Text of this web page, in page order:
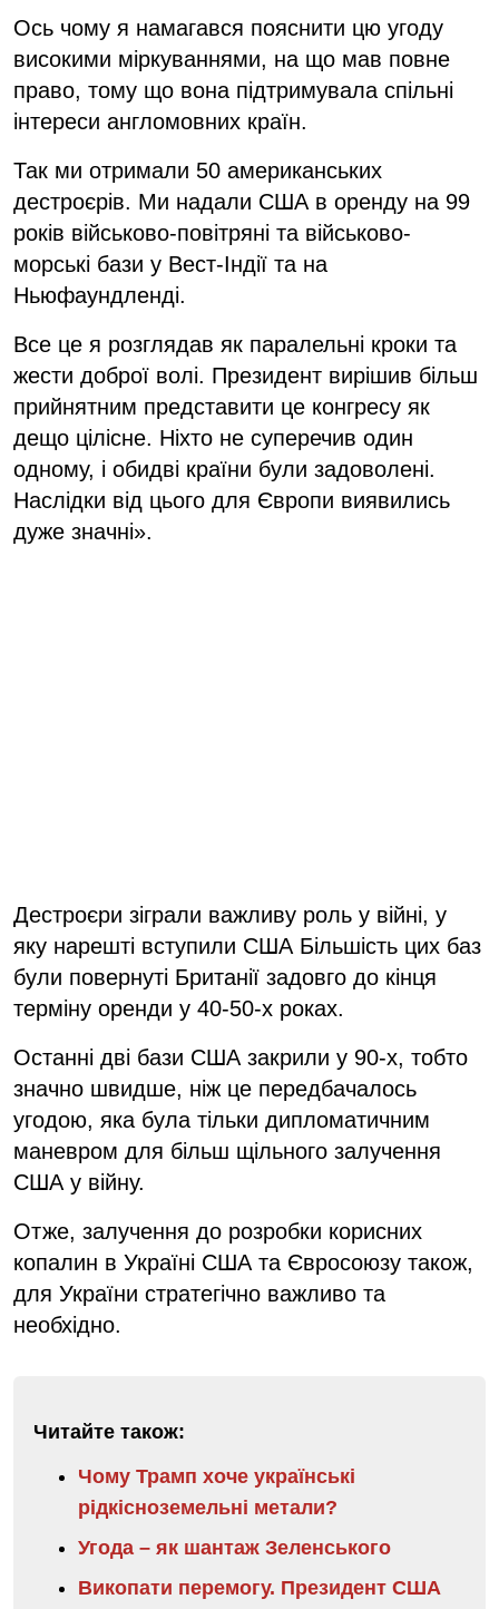
Ось чому я намагався пояснити цю угоду
високими міркуваннями, на що мав повне
право, тому що вона підтримувала спільні
інтереси англомовних країн.
Так ми отримали 50 американських
дестроєрів. Ми надали США в оренду на 99
років військово-повітряні та військово-
морські бази у Вест-Індії та на
Ньюфаундленді.
Все це я розглядав як паралельні кроки та
жести доброї волі. Президент вирішив більш
прийнятним представити це конгресу як
дещо цілісне. Ніхто не суперечив один
одному, і обидві країни були задоволені.
Наслідки від цього для Європи виявились
дуже значні».
Дестроєри зіграли важливу роль у війні, у
яку нарешті вступили США Більшість цих баз
були повернуті Британії задовго до кінця
терміну оренди у 40-50-х роках.
Останні дві бази США закрили у 90-х, тобто
значно швидше, ніж це передбачалось
угодою, яка була тільки дипломатичним
маневром для більш щільного залучення
США у війну.
Отже, залучення до розробки корисних
копалин в Україні США та Євросоюзу також,
для України стратегічно важливо та
необхідно.
Читайте також:
Чому Трамп хоче українські
рідкісноземельні метали?
Угода – як шантаж Зеленського
Викопати перемогу. Президент США